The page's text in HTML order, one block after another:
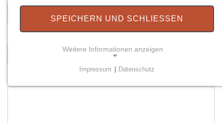
SPEICHERN UND SCHLIESSEN
Weitere Informationen anzeigen
Impressum Datenschutz